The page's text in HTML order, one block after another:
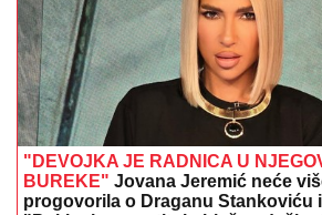
Žena Mikija Đuričića
OZBILJNIM
dva mesta i ne
"Jako je sposobna"